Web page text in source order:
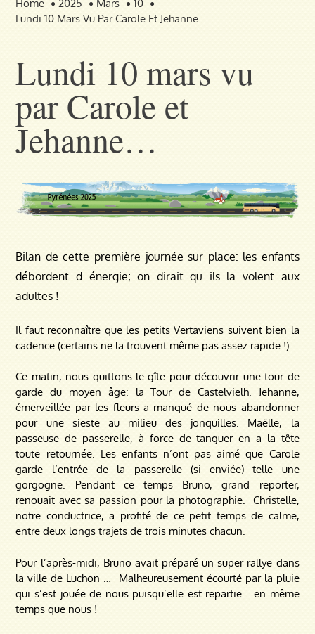
Home 2025 Mars
10
Lundi 10 Mars Vu Par Carole Et Jehanne…
Lundi 10 mars vu
par Carole et
Jehanne…
Bilan de cette première journée sur place: les enfants
débordent d énergie; on dirait qu ils la volent aux
adultes !
Il faut reconnaître que les petits Vertaviens suivent bien la
cadence (certains ne la trouvent même pas assez rapide !)
Ce matin, nous quittons le gîte pour découvrir une tour de
garde du moyen âge: la Tour de Castelvielh. Jehanne,
émerveillée par les fleurs a manqué de nous abandonner
pour une sieste au milieu des jonquilles. Maëlle, la
passeuse de passerelle, à force de tanguer en a la tête
toute retournée. Les enfants n’ont pas aimé que Carole
garde l’entrée de la passerelle (si enviée) telle une
gorgogne. Pendant ce temps Bruno, grand reporter,
renouait avec sa passion pour la photographie. Christelle,
notre conductrice, a profité de ce petit temps de calme,
entre deux longs trajets de trois minutes chacun.
Pour l’après-midi, Bruno avait préparé un super rallye dans
la ville de Luchon … Malheureusement écourté par la pluie
qui s’est jouée de nous puisqu’elle est repartie… en même
temps que nous !